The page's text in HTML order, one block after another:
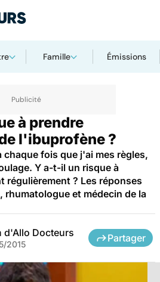
Famille Émissions
à prendre
l'ibuprofène ?
chaque fois que j'ai mes règles,
Y a-t-il un risque à
régulièrement ? Les réponses
rhumatologue et médecin de la
d'Allo Docteurs
2015
Partager